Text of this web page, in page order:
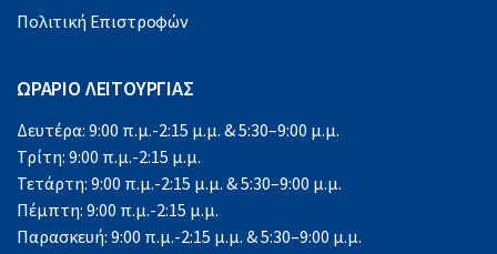
Πολιτική Επιστροφών
ΩΡΑΡΙΟ ΛΕΙΤΟΥΡΓΙΑΣ
Δευτέρα: 9:00 π.μ.-2:15 μ.μ. & 5:30–9:00 μ.μ.
Τρίτη: 9:00 π.μ.-2:15 μ.μ.
Τετάρτη: 9:00 π.μ.-2:15 μ.μ. & 5:30–9:00 μ.μ.
Πέμπτη: 9:00 π.μ.-2:15 μ.μ.
Παρασκευή: 9:00 π.μ.-2:15 μ.μ. & 5:30–9:00 μ.μ.